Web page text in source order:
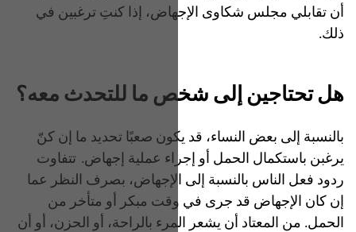
أن تقابلي مجلس شكاوى الإجهاض، إذا كنتِ ترغبين في
ذلك.
هل تحتاجين إلى شخص ما للتحدث معه؟
بالنسبة إلى بعض النساء، قد يكون صعبًا تحديد ما إن كنّ
يرغبن باستكمال الحمل أو إجراء عملية إجهاض. تتفاوت
ردود فعل الناس بالنسبة إلى الإجهاض، بصرف النظر عما
إن كان الإجهاض قد جرى في وقت مبكر أو متأخر من
الحمل. من المعتاد أن يشعر المرء بالراحة، أو الحزن، أو أن